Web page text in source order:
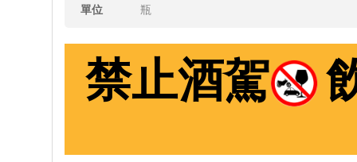
單位
瓶
禁止酒駕